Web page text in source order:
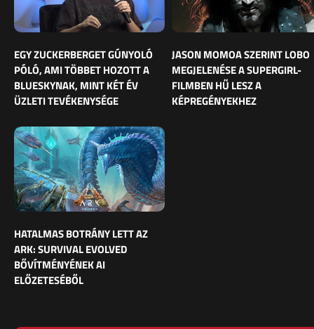
EGY ZUCKERBERGET GÚNYOLÓ
PÓLÓ, AMI TÖBBET HOZOTT A
BLUESKYNAK, MINT KÉT ÉV
ÜZLETI TEVÉKENYSÉGE
JASON MOMOA SZERINT LOBO
MEGJELENÉSE A SUPERGIRL-
FILMBEN HŰ LESZ A
KÉPREGÉNYEKHEZ
HATALMAS BOTRÁNY LETT AZ
ARK: SURVIVAL EVOLVED
BŐVÍTMÉNYÉNEK AI
ELŐZETESÉBŐL